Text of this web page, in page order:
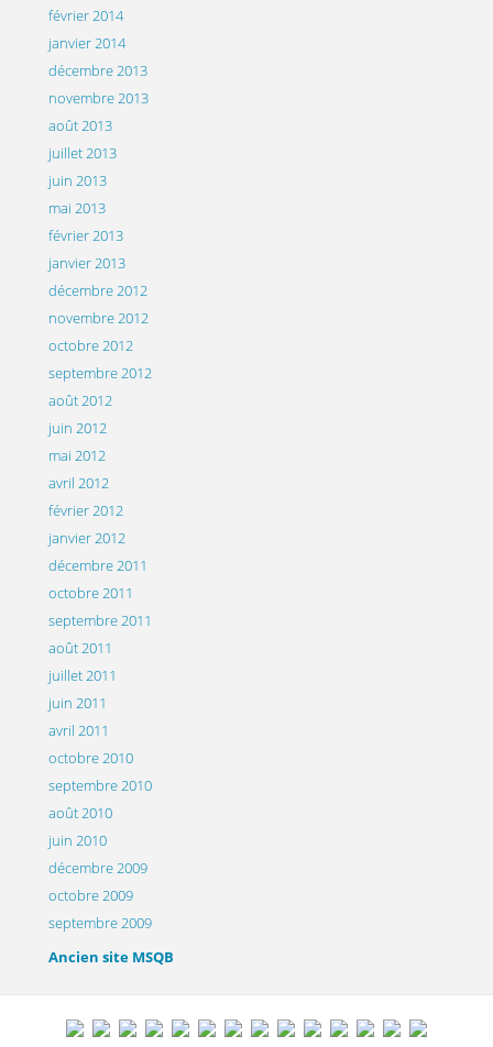
février 2014
janvier 2014
décembre 2013
novembre 2013
août 2013
juillet 2013
juin 2013
mai 2013
février 2013
janvier 2013
décembre 2012
novembre 2012
octobre 2012
septembre 2012
août 2012
juin 2012
mai 2012
avril 2012
février 2012
janvier 2012
décembre 2011
octobre 2011
septembre 2011
août 2011
juillet 2011
juin 2011
avril 2011
octobre 2010
septembre 2010
août 2010
juin 2010
décembre 2009
octobre 2009
septembre 2009
Ancien site MSQB